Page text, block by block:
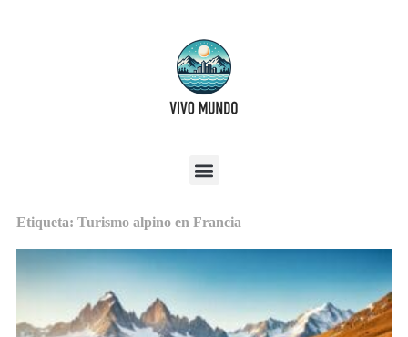
Etiqueta: Turismo alpino en Francia